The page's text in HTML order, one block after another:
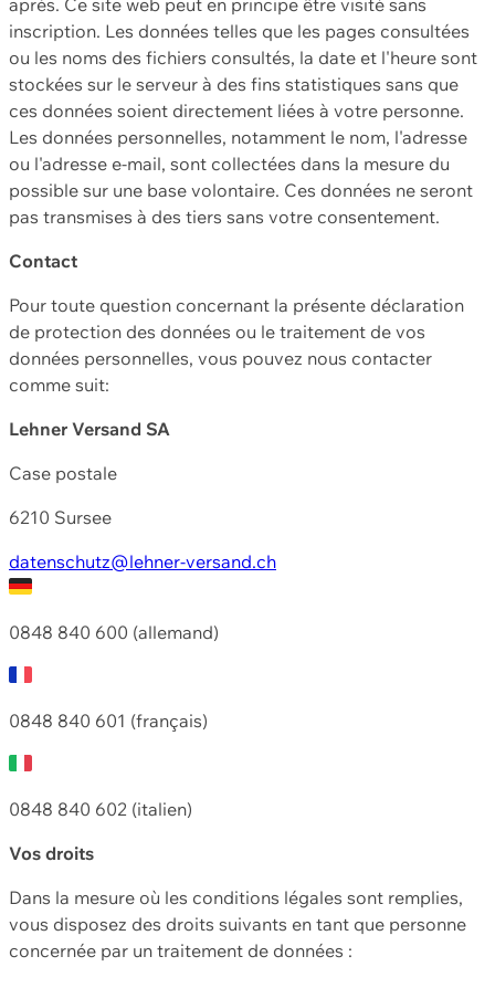
inscription. Les données telles que les pages consultées
ou les noms des fichiers consultés, la date et l'heure sont
stockées sur le serveur à des fins statistiques sans que
ces données soient directement liées à votre personne.
Les données personnelles, notamment le nom, l'adresse
ou l'adresse e-mail, sont collectées dans la mesure du
possible sur une base volontaire. Ces données ne seront
pas transmises à des tiers sans votre consentement.
Contact
Pour toute question concernant la présente déclaration
de protection des données ou le traitement de vos
données personnelles, vous pouvez nous contacter
comme suit:
Lehner Versand SA
Case postale
6210 Sursee
datenschutz@lehner-versand.ch
0848 840 600 (allemand)
0848 840 601 (français)
0848 840 602 (italien)
Vos droits
Dans la mesure où les conditions légales sont remplies,
vous disposez des droits suivants en tant que personne
concernée par un traitement de données :